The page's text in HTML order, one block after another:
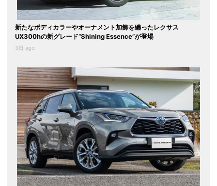
新たなボディカラーやオーナメント加飾を纏ったレクサス
UX300hの新グレード“Shining Essence”が登場
3日 ago